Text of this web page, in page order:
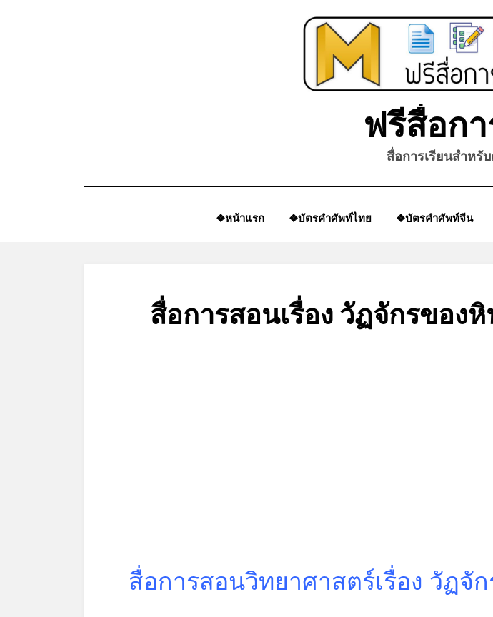
ฟรีสื่อก
สื่อการเรียนสำหรั
❖หน้าแรก ❖บัตรคำศัพท์ไทย ❖บัตรคำศัพท์จีน
สื่อการสอนเรื่อง วัฏจักรของ
สื่อการสอนวิทยาศาสตร์เรื่อง วัฏจั